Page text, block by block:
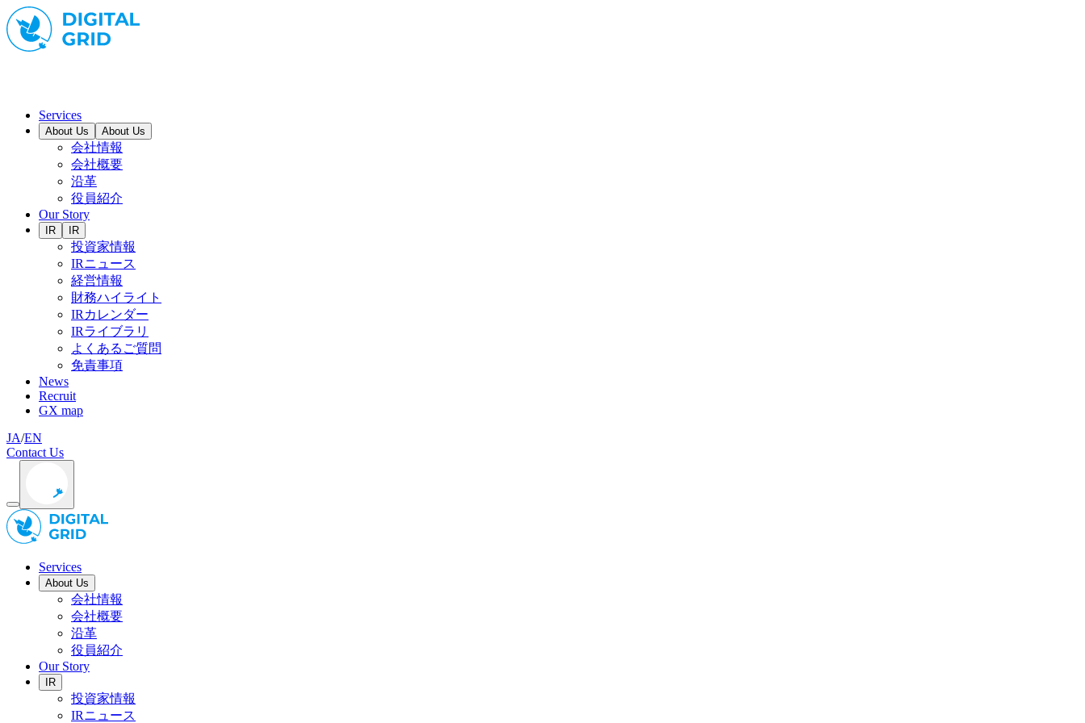
Services
About Us About Us
会社情報
会社概要
沿革
役員紹介
Our Story
IR IR
投資家情報
IRニュース
経営情報
財務ハイライト
IRカレンダー
IRライブラリ
よくあるご質問
免責事項
News
Recruit
GX map
JA/EN
Contact Us
Services
About Us
会社情報
会社概要
沿革
役員紹介
Our Story
IR
投資家情報
IRニュース